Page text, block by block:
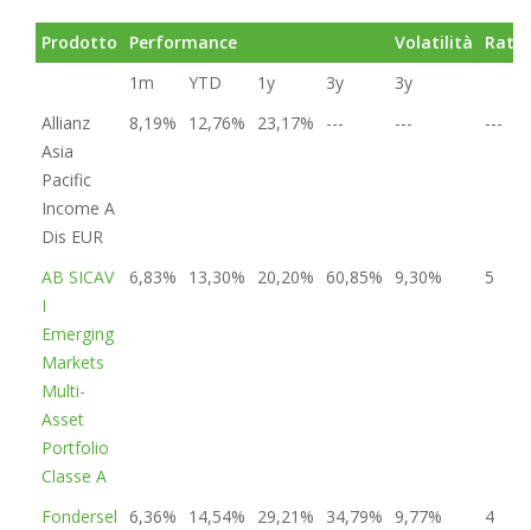
Prodotto Performance Volatilità
1m
YTD 1y 3y
3y
Allianz
Asia
Pacific
Income A
Dis EUR
8,19% 12,76% 23,17% --- --- ---
AB SICAV
I
Emerging
Markets
Multi-
Asset
Portfolio
Classe A
6,83% 13,30% 20,20% 60,85% 9,30% 5
Fondersel 6,36% 14,54% 29,21% 34,79% 9,77% 4